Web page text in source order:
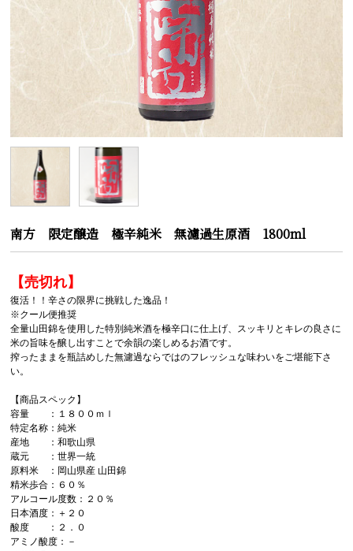
南方 限定醸造 極辛純米 無濾過生原酒 1800ml
【売切れ】
復活！！辛さの限界に挑戦した逸品！
※クール便推奨
全量山田錦を使用した特別純米酒を極辛口に仕上げ、スッキリとキレの良さに
米の旨味を醸し出すことで余韻の楽しめるお酒です。
搾ったままを瓶詰めした無濾過ならではのフレッシュな味わいをご堪能下さ
い。
【商品スペック】
容量 ：１８００ｍｌ
特定名称：純米
産地 ：和歌山県
蔵元 ：世界一統
原料米 ：岡山県産 山田錦
精米歩合：６０％
アルコール度数：２０％
日本酒度：＋２０
酸度 ：２．０
アミノ酸度：－